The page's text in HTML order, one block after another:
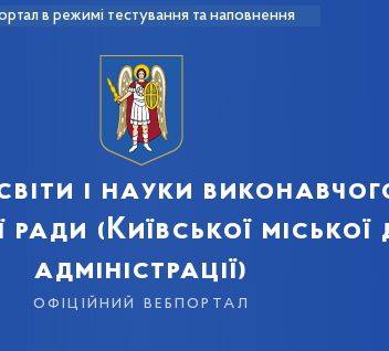
в режимі тестування та наповнення
і науки
ради (Київської
адміністрації)
офіційний вебпортал